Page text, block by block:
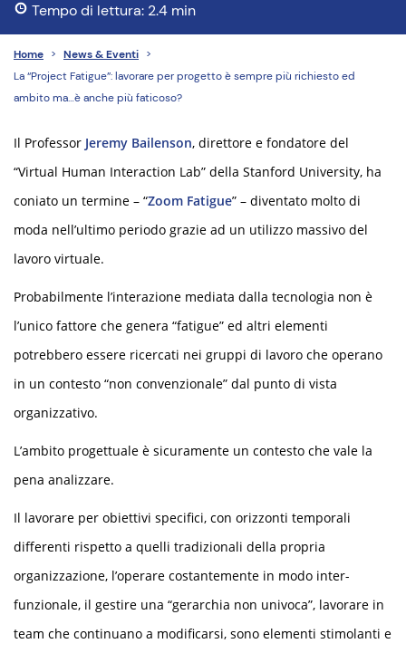
Tempo di lettura: 2.4 min
Home > News & Eventi >
La “Project Fatigue”: lavorare per progetto è sempre più richiesto ed
ambito ma…è anche più faticoso?
Il Professor Jeremy Bailenson, direttore e fondatore del
“Virtual Human Interaction Lab” della Stanford University, ha
coniato un termine – “Zoom Fatigue” – diventato molto di
moda nell’ultimo periodo grazie ad un utilizzo massivo del
lavoro virtuale.
Probabilmente l’interazione mediata dalla tecnologia non è
l’unico fattore che genera “fatigue” ed altri elementi
potrebbero essere ricercati nei gruppi di lavoro che operano
in un contesto “non convenzionale” dal punto di vista
organizzativo.
L’ambito progettuale è sicuramente un contesto che vale la
pena analizzare.
Il lavorare per obiettivi specifici, con orizzonti temporali
differenti rispetto a quelli tradizionali della propria
organizzazione, l’operare costantemente in modo inter-
funzionale, il gestire una “gerarchia non univoca”, lavorare in
team che continuano a modificarsi, sono elementi stimolanti e